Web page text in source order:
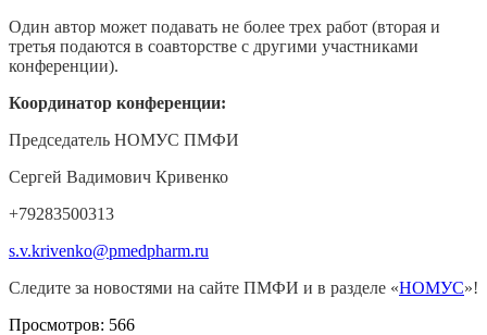
Один автор может подавать не более трех работ (вторая и
третья подаются в соавторстве с другими участниками
конференции).
Координатор конференции:
Председатель НОМУС ПМФИ
Сергей Вадимович Кривенко
+79283500313
s.v.krivenko@pmedpharm.ru
Следите за новостями на сайте ПМФИ и в разделе «НОМУС»!
Просмотров: 566